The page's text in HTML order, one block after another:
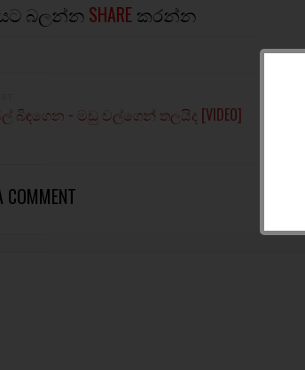
බලන්න SHARE කරන්න
බිඳගෙන - මඩු වල්ගෙන් තලයිද [VIDEO]
COMMENT